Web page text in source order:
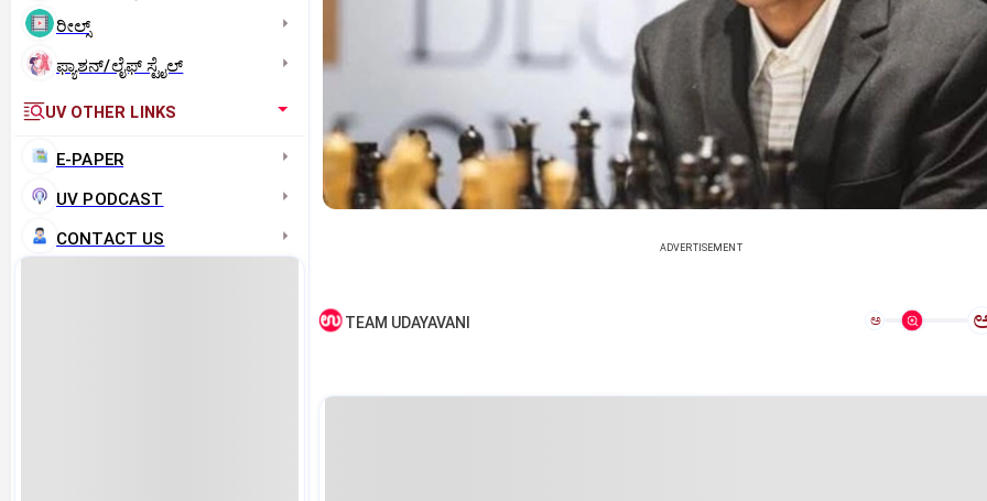
ರೀಲ್ಸ್
ಫ್ಯಾಶನ್/ಲೈಫ್‌ ಸ್ಟೈಲ್
UV OTHER LINKS
E-PAPER
UV PODCAST
CONTACT US
ADVERTISEMENT
TEAM UDAYAVANI ಅ